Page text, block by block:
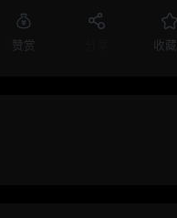
赞赏 收藏